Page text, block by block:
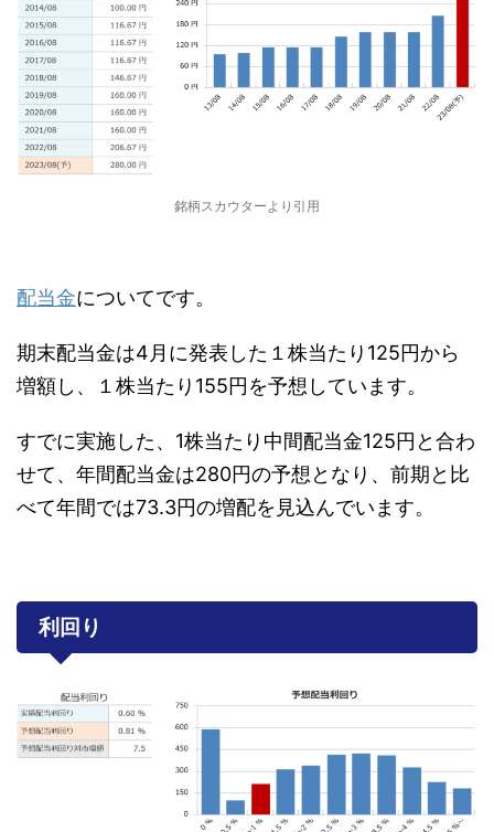
銘柄スカウターより引用
配当金についてです。
期末配当金は4月に発表した１株当たり125円から
増額し、１株当たり155円を予想しています。
すでに実施した、1株当たり中間配当金125円と合わ
せて、年間配当金は280円の予想となり、前期と比
べて年間では73.3円の増配を見込んでいます。
利回り